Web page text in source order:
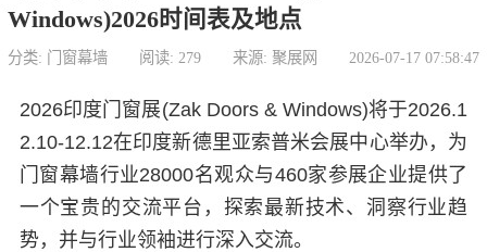
Windows)2026时间表及地点
分类: 门窗幕墙 阅读: 279 来源: 聚展网 2026-07-17 07:58:47
2026印度门窗展(Zak Doors & Windows)将于2026.1
2.10-12.12在印度新德里亚索普米会展中心举办，为
门窗幕墙行业28000名观众与460家参展企业提供了
一个宝贵的交流平台，探索最新技术、洞察行业趋
势，并与行业领袖进行深入交流。